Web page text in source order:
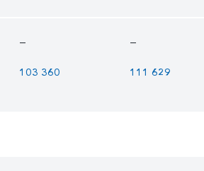
— —
103 360 111 629